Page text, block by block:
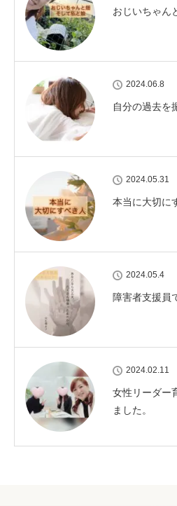
おじいちゃ
2024.06.8
自分の過去を
2024.05.31
本当に大切に
2024.05.4
障害者支援員
2024.02.11
女性リーダー
ました。